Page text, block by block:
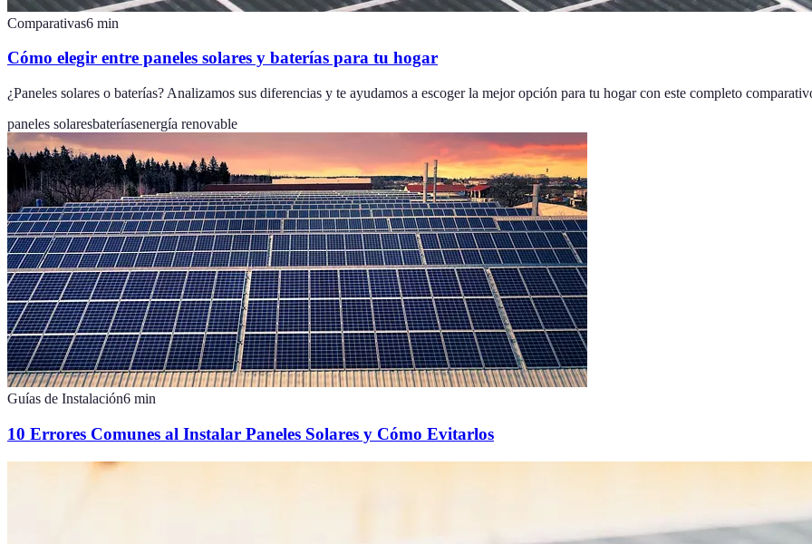
Comparativas6 min
Cómo elegir entre paneles solares y baterías para tu hogar
¿Paneles solares o baterías? Analizamos sus diferencias y te ayudamos a escoger la mejor opción para tu hogar con este completo
paneles solaresbateríasenergía renovable
Guías de Instalación6 min
10 Errores Comunes al Instalar Paneles Solares y Cómo Evitarlos